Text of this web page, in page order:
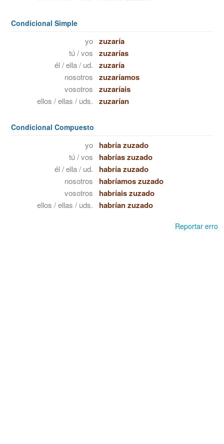
Condicional Simple
yo zuzaría
tú / vos zuzarías
él / ella / ud. zuzaría
nosotros zuzaríamos
vosotros zuzaríais
ellos / ellas / uds. zuzarían
Condicional Compuesto
yo habría zuzado
tú / vos habrías zuzado
él / ella / ud. habría zuzado
nosotros habríamos zuzado
vosotros habríais zuzado
ellos / ellas / uds. habrían zuzado
Reportar erro